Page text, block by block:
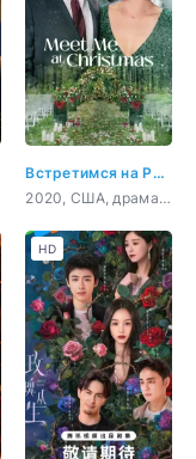
Встретимся на Рождество
2020, США, драма, мелодрама
HD